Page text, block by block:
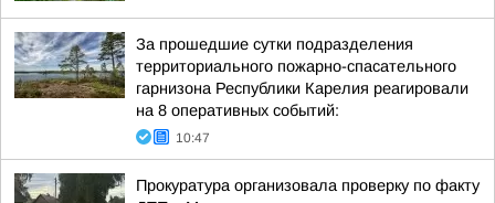
За прошедшие сутки подразделения
территориального пожарно-спасательного
гарнизона Республики Карелия реагировали
на 8 оперативных событий:
10:47
Прокуратура организовала проверку по факту